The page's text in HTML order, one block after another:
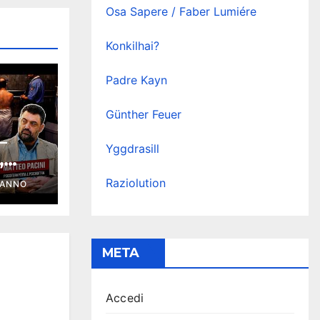
|
Osa Sapere / Faber Lumiére
Konkilhai?
Padre Kayn
Günther Feuer
Yggdrasill
Raziolution
META
Accedi